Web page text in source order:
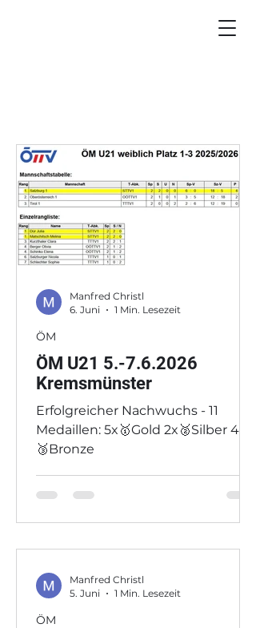
ÖM U21 5.-7.6.2026
Kremsmünster
Erfolgreicher Nachwuchs - 11
Medaillen: 5x🥇Gold 2x🥈Silber 4x
🥉Bronze
ÖM
Manfred Christl
6. Juni
1 Min. Lesezeit
ÖM
Manfred Christl
5. Juni
1 Min. Lesezeit